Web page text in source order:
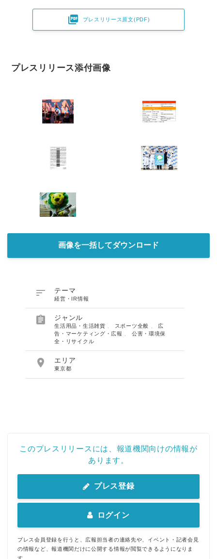
 プレスリリース原文(PDF)
プレスリリース添付画像
画像を一括してダウンロード
 テーマ
経営・IR情報
 ジャンル
生活用品・生活雑貨 スポーツ全般
広
告・マーケティング・広報
公害・環境保
全・リサイクル
 エリア
東京都
このプレスリリースには、報道機関向けの情報が
あります。
プレス登録
ログイン
プレス会員登録を行うと、広報担当者の連絡先や、イベント・記者会見
の情報など、報道機関だけに公開する情報が閲覧できるようになりま